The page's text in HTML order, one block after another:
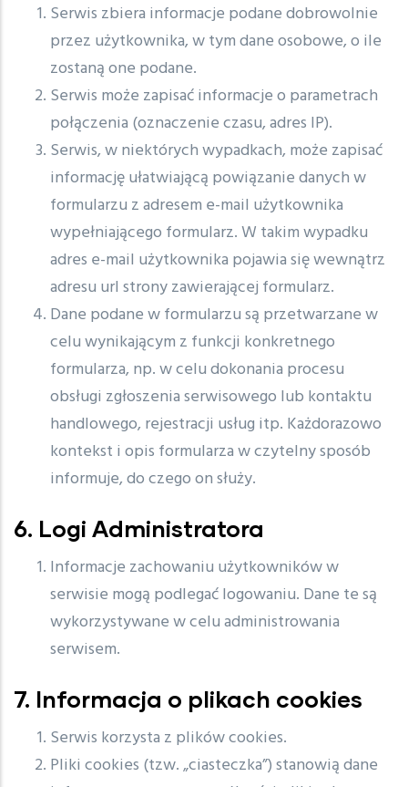
Serwis zbiera informacje podane dobrowolnie
przez użytkownika, w tym dane osobowe, o ile
zostaną one podane.
Serwis może zapisać informacje o parametrach
połączenia (oznaczenie czasu, adres IP).
Serwis, w niektórych wypadkach, może zapisać
informację ułatwiającą powiązanie danych w
formularzu z adresem e-mail użytkownika
wypełniającego formularz. W takim wypadku
adres e-mail użytkownika pojawia się wewnątrz
adresu url strony zawierającej formularz.
Dane podane w formularzu są przetwarzane w
celu wynikającym z funkcji konkretnego
formularza, np. w celu dokonania procesu
obsługi zgłoszenia serwisowego lub kontaktu
handlowego, rejestracji usług itp. Każdorazowo
kontekst i opis formularza w czytelny sposób
informuje, do czego on służy.
6. Logi Administratora
Informacje zachowaniu użytkowników w
serwisie mogą podlegać logowaniu. Dane te są
wykorzystywane w celu administrowania
serwisem.
7. Informacja o plikach cookies
Serwis korzysta z plików cookies.
Pliki cookies (tzw. „ciasteczka”) stanowią dane